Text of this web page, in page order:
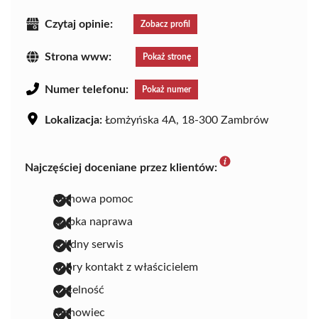
Czytaj opinie: Zobacz profil
Strona www: Pokaż stronę
Numer telefonu: Pokaż numer
Lokalizacja: Łomżyńska 4A, 18-300 Zambrów
Najczęściej doceniane przez klientów:
fachowa pomoc
szybka naprawa
solidny serwis
dobry kontakt z właścicielem
rzetelność
fachowiec